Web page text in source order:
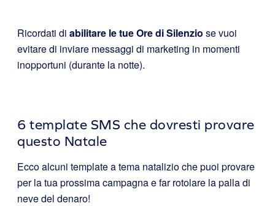
Ricordati di abilitare le tue Ore di Silenzio se vuoi
evitare di inviare messaggi di marketing in momenti
inopportuni (durante la notte).
6 template SMS che dovresti provare
questo Natale
Ecco alcuni template a tema natalizio che puoi provare
per la tua prossima campagna e far rotolare la palla di
neve del denaro!